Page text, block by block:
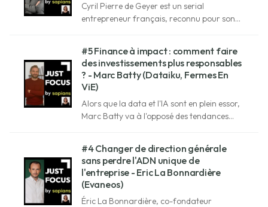
Cyril Pierre de Geyer est un serial
entrepreneur français, reconnu pour son
#5 Finance à impact : comment faire
des investissements plus responsables
? - Marc Batty (Dataiku, Fermes En
ViE)
Alors que la data et l'IA sont en plein essor,
Marc Batty va à l'opposé des tendances
#4 Changer de direction générale
sans perdre l'ADN unique de
l'entreprise - Eric La Bonnardière
(Evaneos)
Éric La Bonnardière, co-fondateur